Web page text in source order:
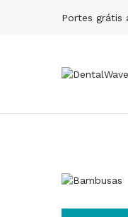
Portes grátis